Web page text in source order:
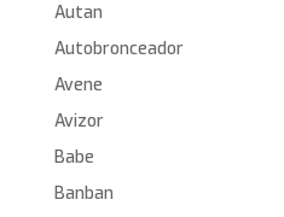
Autan
Autobronceador
Avene
Avizor
Babe
Banban